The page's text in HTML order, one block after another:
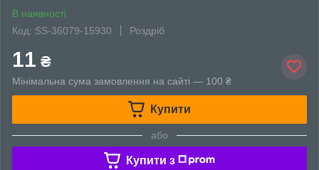
В наявності
Код: SS-36079-15930
Роздріб
11 ₴
Мінімальна сума замовлення на сайті — 100 ₴
Купити
або
Купити з